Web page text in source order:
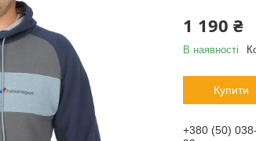
1 190 ₴
В наявності
Купити
+380 (50)